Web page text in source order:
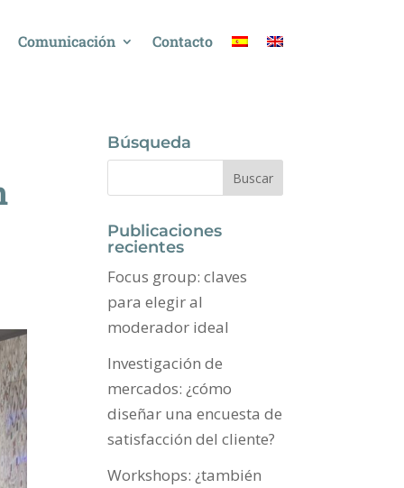
Comunicación Contacto
Búsqueda
Publicaciones
recientes
Focus group: claves
para elegir al
moderador ideal
Investigación de
mercados: ¿cómo
diseñar una encuesta de
satisfacción del cliente?
Workshops: ¿también